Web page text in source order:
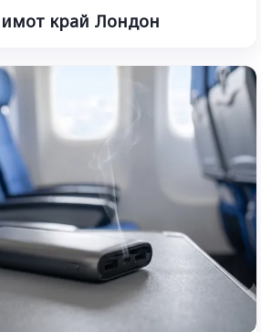
край Лондон